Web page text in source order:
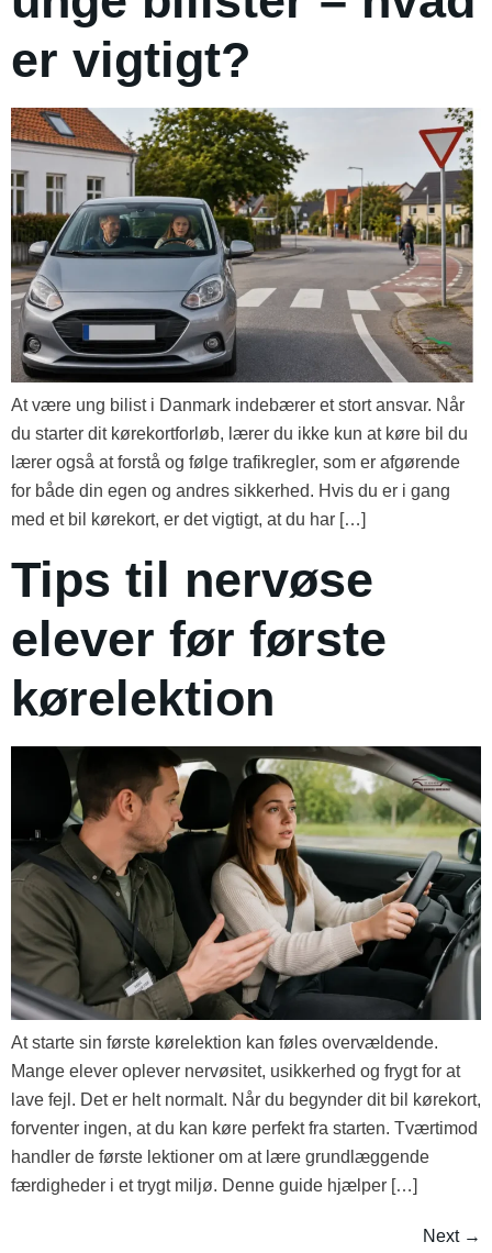
er vigtigt?
At være ung bilist i Danmark indebærer et stort ansvar. Når
du starter dit kørekortforløb, lærer du ikke kun at køre bil du
lærer også at forstå og følge trafikregler, som er afgørende
for både din egen og andres sikkerhed. Hvis du er i gang
med et bil kørekort, er det vigtigt, at du har […]
Tips til nervøse
elever før første
kørelektion
At starte sin første kørelektion kan føles overvældende.
Mange elever oplever nervøsitet, usikkerhed og frygt for at
lave fejl. Det er helt normalt. Når du begynder dit bil kørekort,
forventer ingen, at du kan køre perfekt fra starten. Tværtimod
handler de første lektioner om at lære grundlæggende
færdigheder i et trygt miljø. Denne guide hjælper […]
Next →